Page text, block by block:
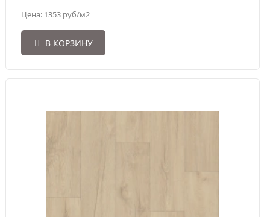
Цена: 1353 руб/м2
В КОРЗИНУ